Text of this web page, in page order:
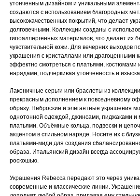
утонченным дизайном и уникальными
создаются с использованием благородных
высококачественных покрытий, что делает
долговечными. Коллекции созданы с
гипоаллергенных материалов, что делает их
чувствительной кожи. Для вечерних выходов
украшения с кристаллами или драгоценными
эффектно смотреться с платьями, костюмами
нарядами, подчеркивая утонченность и
Лаконичные серьги или браслеты из
прекрасным дополнением к повседневному
образу. Неброские и элегантные украшения
однотонной одеждой, джинсами, пиджаками и
платьями. Объёмные кольца, подвески и
акцентом в стильном наряде. Носите их с
платьями-миди для создания
образа. Итальянский дизайн всегда
роскошью.
Украшения Rebecca передают это через
современные и классические линии.